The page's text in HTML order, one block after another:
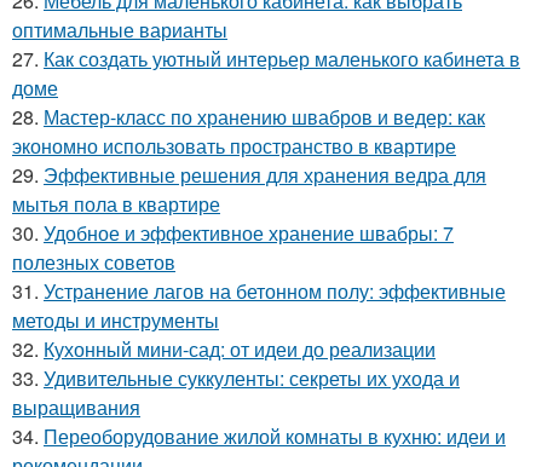
оптимальные варианты
27. Как создать уютный интерьер маленького кабинета в
доме
28. Мастер-класс по хранению швабров и ведер: как
экономно использовать пространство в квартире
29. Эффективные решения для хранения ведра для
мытья пола в квартире
30. Удобное и эффективное хранение швабры: 7
полезных советов
31. Устранение лагов на бетонном полу: эффективные
методы и инструменты
32. Кухонный мини-сад: от идеи до реализации
33. Удивительные суккуленты: секреты их ухода и
выращивания
34. Переоборудование жилой комнаты в кухню: идеи и